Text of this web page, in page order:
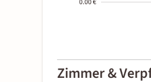
0.00 €
01-02
Zimmer &